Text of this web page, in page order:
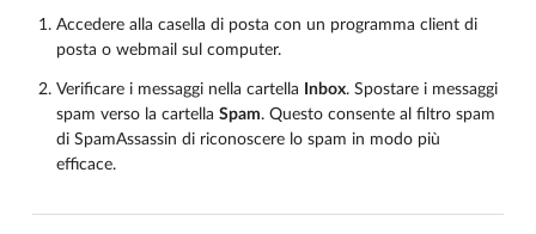
Accedere alla casella di posta con un programma client di
posta o webmail sul computer.
Verificare i messaggi nella cartella Inbox. Spostare i messaggi
spam verso la cartella Spam. Questo consente al filtro spam
di SpamAssassin di riconoscere lo spam in modo più
efficace.